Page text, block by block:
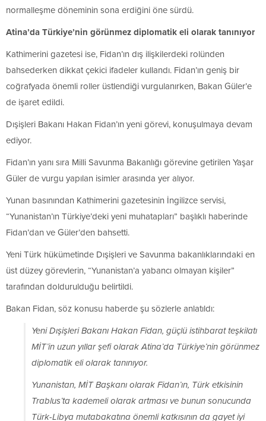
normalleşme döneminin sona erdiğini öne sürdü.
Atina’da Türkiye’nin görünmez diplomatik eli olarak tanınıyor
Kathimerini gazetesi ise, Fidan’ın dış ilişkilerdeki rolünden
bahsederken dikkat çekici ifadeler kullandı. Fidan’ın geniş bir
coğrafyada önemli roller üstlendiği vurgulanırken, Bakan Güler’e
de işaret edildi.
Dışişleri Bakanı Hakan Fidan’ın yeni görevi, konuşulmaya devam
ediyor.
Fidan’ın yanı sıra Milli Savunma Bakanlığı görevine getirilen Yaşar
Güler de vurgu yapılan isimler arasında yer alıyor.
Yunan basınından Kathimerini gazetesinin İngilizce servisi,
“Yunanistan’ın Türkiye’deki yeni muhatapları” başlıklı haberinde
Fidan’dan ve Güler’den bahsetti.
Yeni Türk hükümetinde Dışişleri ve Savunma bakanlıklarındaki en
üst düzey görevlerin, “Yunanistan’a yabancı olmayan kişiler”
tarafından doldurulduğu belirtildi.
Bakan Fidan, söz konusu haberde şu sözlerle anlatıldı:
Yeni Dışişleri Bakanı Hakan Fidan, güçlü istihbarat teşkilatı
MİT’in uzun yıllar şefi olarak Atina’da Türkiye’nin görünmez
diplomatik eli olarak tanınıyor.
Yunanistan, MİT Başkanı olarak Fidan’ın, Türk etkisinin
Trablus’ta kademeli olarak artması ve bunun sonucunda
Türk-Libya mutabakatına önemli katkısının da gayet iyi